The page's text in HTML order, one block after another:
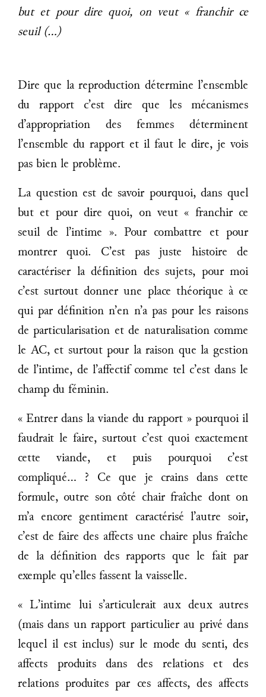
but et pour dire quoi, on veut « franchir ce
seuil (…)
Dire que la reproduction détermine l’ensemble
du rapport c’est dire que les mécanismes
d’appropriation des femmes déterminent
l’ensemble du rapport et il faut le dire, je vois
pas bien le problème.
La question est de savoir pourquoi, dans quel
but et pour dire quoi, on veut « franchir ce
seuil de l’intime ». Pour combattre et pour
montrer quoi. C’est pas juste histoire de
caractériser la définition des sujets, pour moi
c’est surtout donner une place théorique à ce
qui par définition n’en n’a pas pour les raisons
de particularisation et de naturalisation comme
le AC, et surtout pour la raison que la gestion
de l’intime, de l’affectif comme tel c’est dans le
champ du féminin.
« Entrer dans la viande du rapport » pourquoi il
faudrait le faire, surtout c’est quoi exactement
cette viande, et puis pourquoi c’est
compliqué... ? Ce que je crains dans cette
formule, outre son côté chair fraîche dont on
m’a encore gentiment caractérisé l’autre soir,
c’est de faire des affects une chaire plus fraîche
de la définition des rapports que le fait par
exemple qu’elles fassent la vaisselle.
« L’intime lui s’articulerait aux deux autres
(mais dans un rapport particulier au privé dans
lequel il est inclus) sur le mode du senti, des
affects produits dans des relations et des
relations produites par ces affects, des affects